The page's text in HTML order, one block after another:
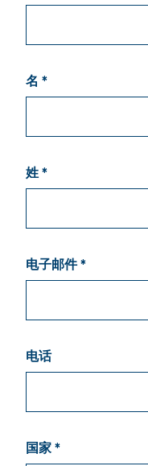
名 *
姓 *
电子邮件 *
电话
国家 *